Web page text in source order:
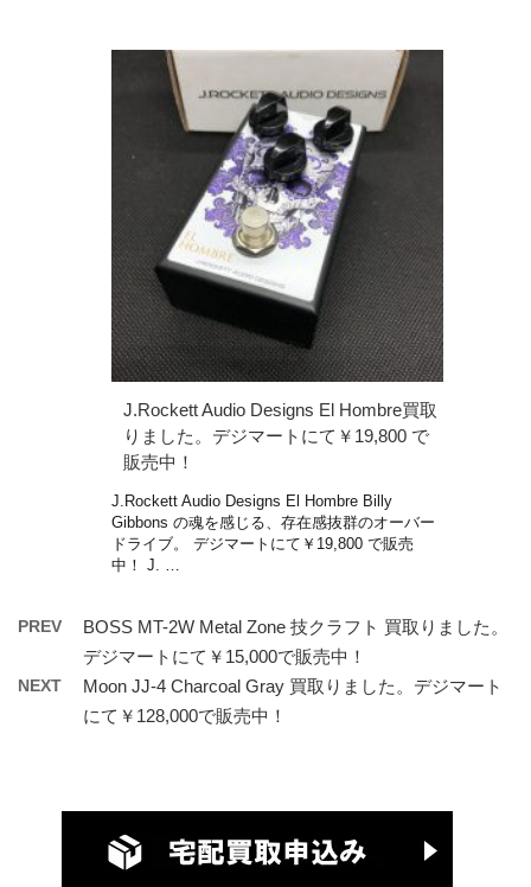
J.Rockett Audio Designs El Hombre買取
りました。デジマートにて￥19,800 で
販売中！
J.Rockett Audio Designs El Hombre Billy
Gibbons の魂を感じる、存在感抜群のオーバー
ドライブ。 デジマートにて￥19,800 で販売
中！ J. …
PREV
BOSS MT-2W Metal Zone 技クラフト 買取りました。
デジマートにて￥15,000で販売中！
NEXT
Moon JJ-4 Charcoal Gray 買取りました。デジマート
にて￥128,000で販売中！